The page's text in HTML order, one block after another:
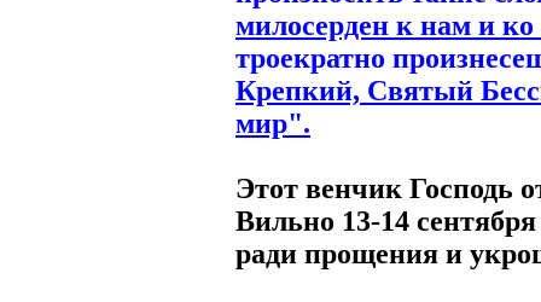
милосерден к нам и ко
троекратно
Крепкий, Святый
мир".
Этот венчик Господь
Вильно 13-14 сентября
ради прощения и